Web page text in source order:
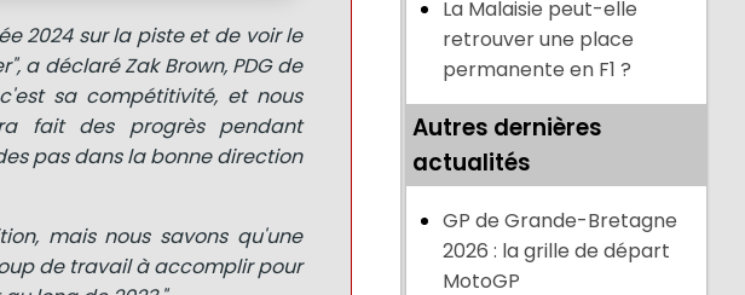
2024 sur la piste et de voir le
a déclaré Zak Brown, PDG de
sa compétitivité, et nous
fait des progrès pendant
pas dans la bonne direction
mais nous savons qu'une
de travail à accomplir pour
La Malaisie peut-elle
retrouver une place
permanente en F1 ?
Autres dernières
actualités
GP de Grande-Bretagne
2026 : la grille de départ
MotoGP